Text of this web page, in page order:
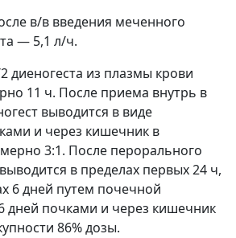
в/в введения меченного
— 5,1 л/ч.
диеногеста из плазмы крови
11 ч. После приема внутрь в
выводится в виде
и через кишечник в
3:1. После перорального
в пределах первых 24 ч,
6 дней путем почечной
дней почками и через кишечник
86% дозы.